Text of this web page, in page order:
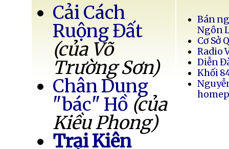
Cải Cách
Ruộng Đất
(của Võ
Trường Sơn)
Chân Dung
"bác" Hồ (của
Kiều Phong)
Trại Kiên
Bán
Ngôn
Cơ Sở
Radio
Diễn
Khối